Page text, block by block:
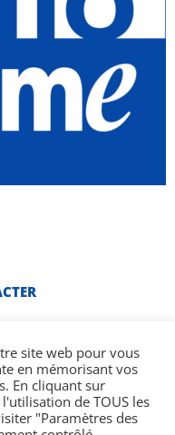
site web pour vous
en mémorisant vos
En cliquant sur
de TOUS les
"Paramètres des